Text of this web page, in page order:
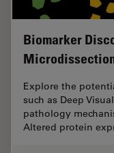
Biomarker
Explore the
such as Deep
pathology
Altered protein